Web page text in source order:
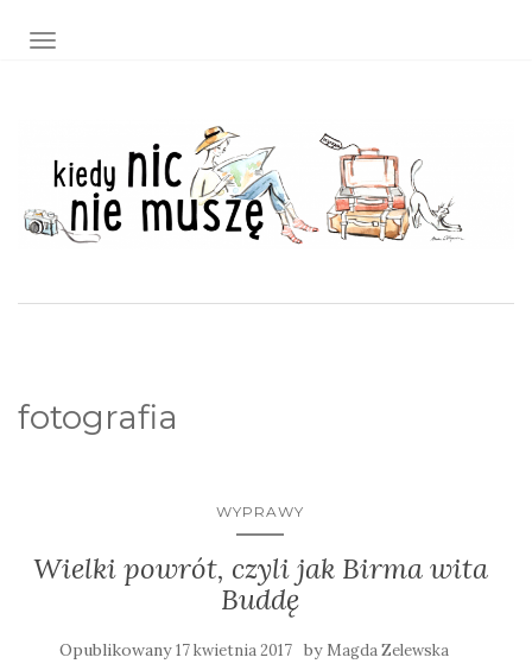
TOGGLE NAVIGATION
fotografia
WYPRAWY
Wielki powrót, czyli jak Birma wita
Buddę
Opublikowany17 kwietnia 2017 by Magda Zelewska